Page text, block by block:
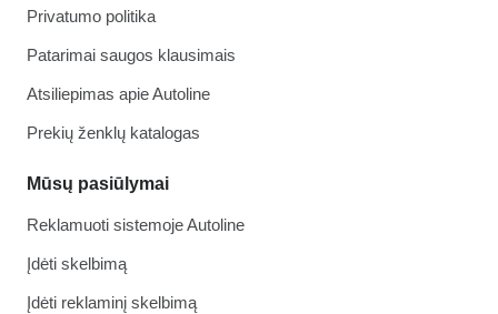
Privatumo politika
Patarimai saugos klausimais
Atsiliepimas apie Autoline
Prekių ženklų katalogas
Mūsų pasiūlymai
Reklamuoti sistemoje Autoline
Įdėti skelbimą
Įdėti reklaminį skelbimą